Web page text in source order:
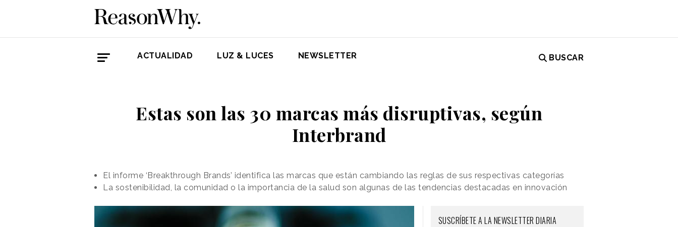
ACTUALIDAD LUZ & LUCES NEWSLETTER BUSCAR
Estas son las 30 marcas más disruptivas, según
Interbrand
El informe ‘Breakthrough Brands’ identifica las marcas que están cambiando las reglas de sus respectivas categorías
La sostenibilidad, la comunidad o la importancia de la salud son algunas de las tendencias destacadas en innovación
SUSCRÍBETE A LA NEWSLETTER DIARIA